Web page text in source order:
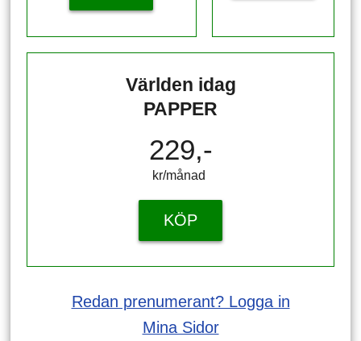
Världen idag
PAPPER
229,-
kr/månad ​​​​​​
KÖP
Redan prenumerant? Logga in
Mina Sidor